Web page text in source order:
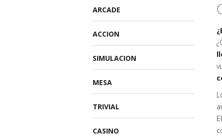
ARCADE
ACCION
SIMULACION
MESA
TRIVIAL
CASINO